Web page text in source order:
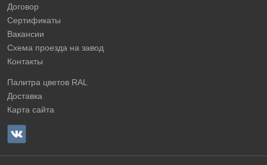
Договор
Сертификаты
Вакансии
Схема проезда на завод
Контакты
Палитра цветов RAL
Доставка
Карта сайта